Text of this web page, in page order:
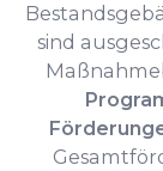
sind